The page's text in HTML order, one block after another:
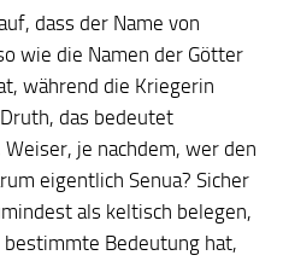
dass der Name von
wie die Namen der Götter
während die Kriegerin
das bedeutet
je nachdem, wer den
eigentlich Senua? Sicher
als keltisch belegen,
Bedeutung hat,